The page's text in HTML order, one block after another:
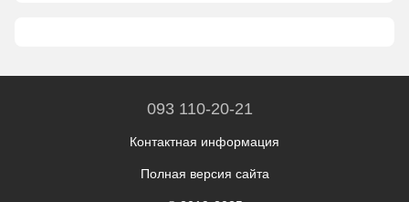
093 110-20-21
Контактная информация
Полная версия сайта